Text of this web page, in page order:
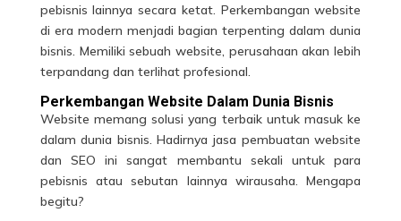
pebisnis lainnya secara ketat. Perkembangan website
di era modern menjadi bagian terpenting dalam dunia
bisnis. Memiliki sebuah website, perusahaan akan lebih
terpandang dan terlihat profesional.
Perkembangan Website Dalam Dunia Bisnis
Website memang solusi yang terbaik untuk masuk ke
dalam dunia bisnis. Hadirnya jasa pembuatan website
dan SEO ini sangat membantu sekali untuk para
pebisnis atau sebutan lainnya wirausaha. Mengapa
begitu?